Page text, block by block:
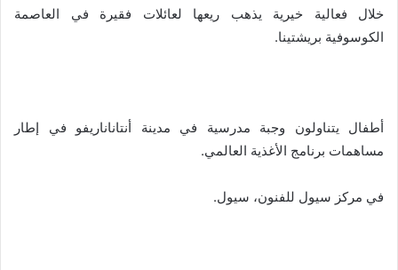
خلال فعالية خيرية يذهب ريعها لعائلات فقيرة في العاصمة
الكوسوفية بريشتينا.
أطفال يتناولون وجبة مدرسية في مدينة أنتاناناريفو في إطار
مساهمات برنامج الأغذية العالمي.
في مركز سيول للفنون، سيول.